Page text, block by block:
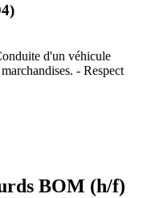
d'un véhicule
- Respect
BOM (h/f)